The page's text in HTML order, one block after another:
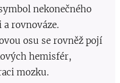
nekonečného
rovnováze.
osu se rovněž pojí
hemisfér,
mozku.